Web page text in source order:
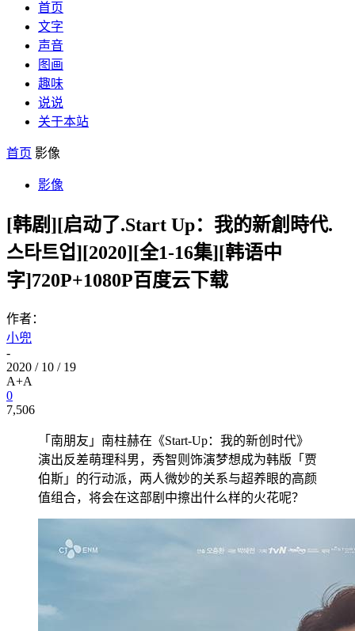
首页
文字
声音
图画
趣味
说说
关于本站
首页 影像
影像
[韩剧][启动了.Start Up：我的新創時代.
스타트업][2020][全1-16集][韩语中
字]720P+1080P百度云下载
作者：
小兜
-
2020 / 10 / 19
A+A
0
7,506
「南朋友」南柱赫在《Start-Up：我的新创时代》
演出反差萌理科男，秀智则饰演梦想成为韩版「贾
伯斯」的行动派，两人微妙的关系与超养眼的高颜
值组合，将会在这部剧中擦出什么样的火花呢？